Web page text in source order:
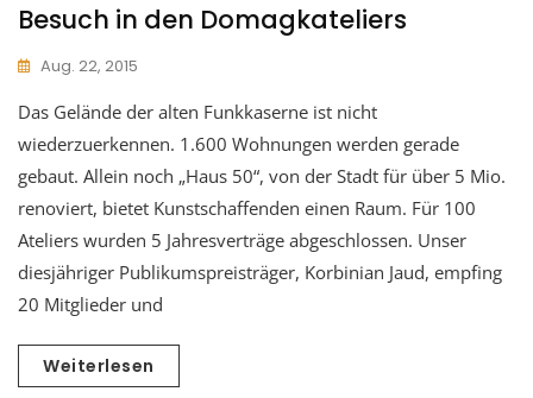
Besuch in den Domagkateliers
Aug. 22, 2015
Das Gelände der alten Funkkaserne ist nicht
wiederzuerkennen. 1.600 Wohnungen werden gerade
gebaut. Allein noch „Haus 50“, von der Stadt für über 5 Mio.
renoviert, bietet Kunstschaffenden einen Raum. Für 100
Ateliers wurden 5 Jahresverträge abgeschlossen. Unser
diesjähriger Publikumspreisträger, Korbinian Jaud, empfing
20 Mitglieder und
Weiterlesen